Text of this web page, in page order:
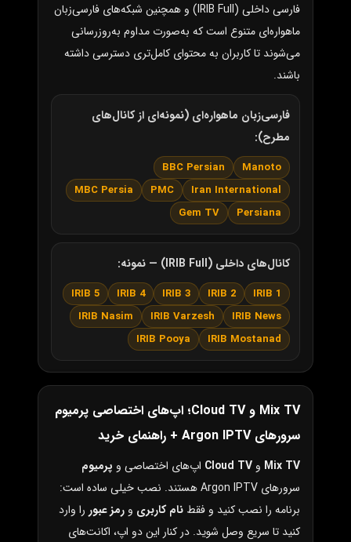
فارسی داخلی (IRIB Full) و همچنین شبکه‌های فارسی‌زبان
ماهواره‌ای متنوع است که به‌صورت مداوم به‌روزرسانی
می‌شوند تا کاربران به محتوای کامل‌تری دسترسی داشته
باشند.
فارسی‌زبان ماهواره‌ای (نمونه‌ای از کانال‌های
مطرح):
Manoto
BBC Persian
Iran International
PMC
MBC Persia
Persiana
Gem TV
کانال‌های داخلی (IRIB Full) — نمونه:
IRIB 1
IRIB 2
IRIB 3
IRIB 4
IRIB 5
IRIB News
IRIB Varzesh
IRIB Nasim
IRIB Mostanad
IRIB Pooya
Mix TV و Cloud TV؛ اپ‌های اختصاصی پرمیوم
سرورهای Argon IPTV + راهنمای خرید
Mix TV و Cloud TV اپ‌های اختصاصی و پرمیوم
سرورهای Argon IPTV هستند. نصب خیلی ساده است:
برنامه را نصب کنید و فقط نام کاربری و رمز عبور را وارد
کنید تا سریع وصل شوید. در کنار این دو اپ، اکانت‌های